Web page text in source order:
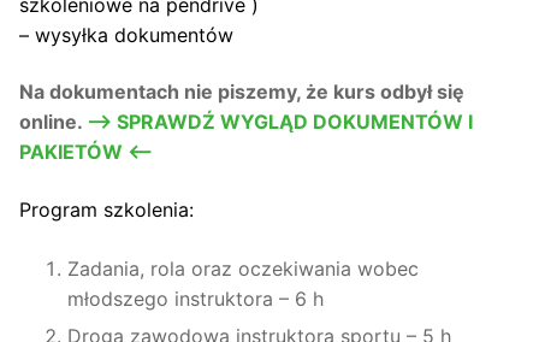
– wysyłka dokumentów
Na dokumentach nie piszemy, że kurs odbył się
online. –> SPRAWDŹ WYGLĄD DOKUMENTÓW I
PAKIETÓW <—
Program szkolenia:
Zadania, rola oraz oczekiwania wobec
młodszego instruktora – 6 h
Droga zawodowa instruktora sportu – 5 h